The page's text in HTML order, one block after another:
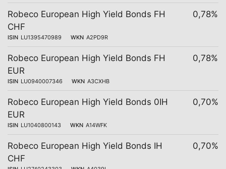
Robeco European High Yield Bonds FH
CHF
ISIN LU1395470989 WKN A2PD9R
0,78%
Robeco European High Yield Bonds FH
EUR
ISIN LU0940007346 WKN A3CXHB
0,78%
Robeco European High Yield Bonds 0IH
EUR
ISIN LU1040800143 WKN A14WFK
0,70%
Robeco European High Yield Bonds IH
CHF
0,70%